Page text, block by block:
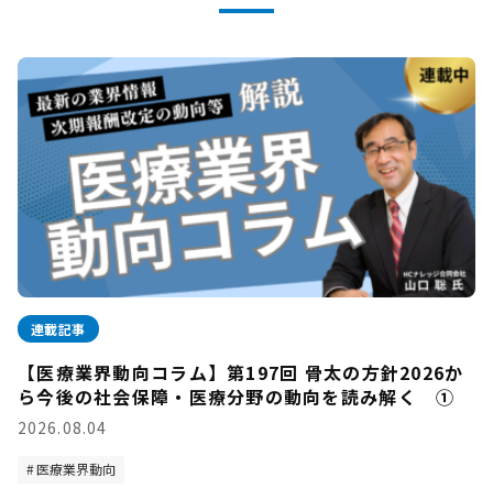
連載記事
【医療業界動向コラム】第197回 骨太の方針2026か
ら今後の社会保障・医療分野の動向を読み解く ①
2026.08.04
医療業界動向